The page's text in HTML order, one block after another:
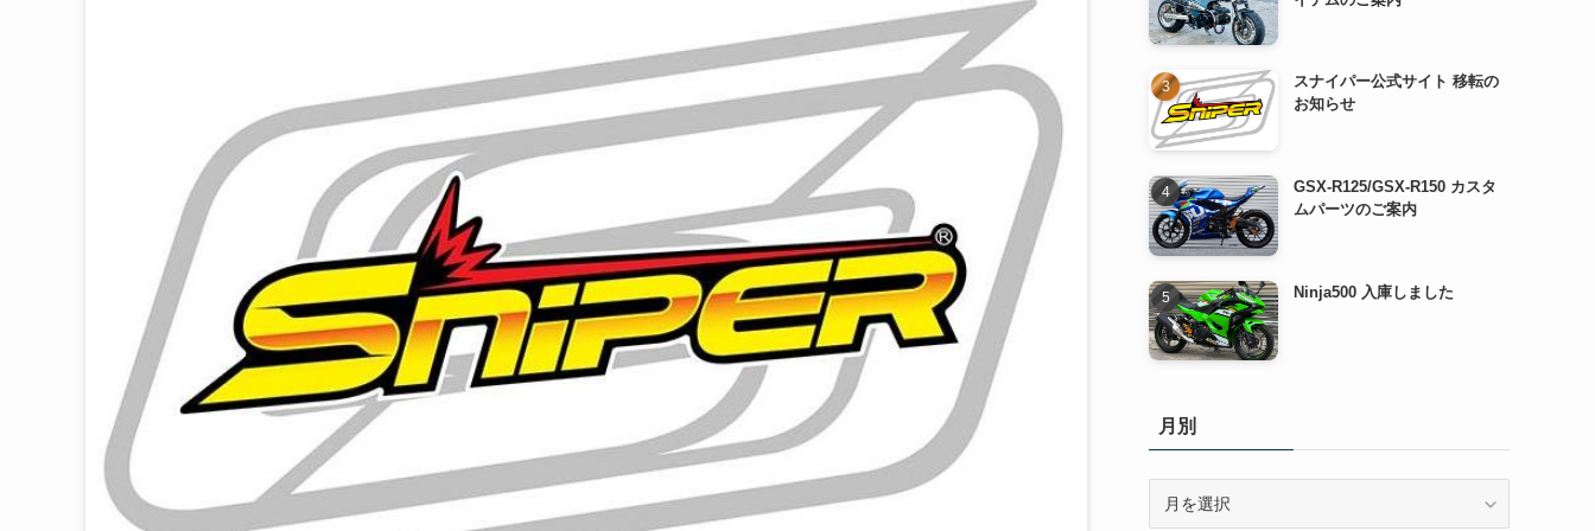
スナイパー公式サイト 移転の
お知らせ
GSX-R125/GSX-R150 カスタ
ムパーツのご案内
Ninja500 入庫しました
月別